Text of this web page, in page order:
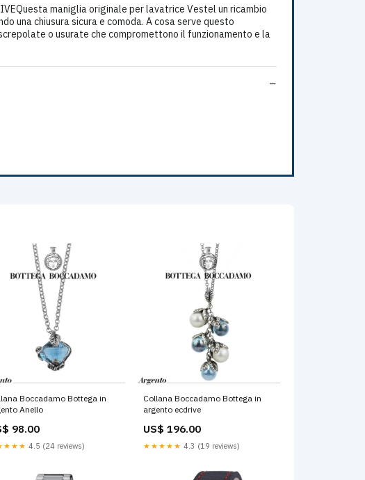
maniglia originale per lavatrice Vestel un ricambio
una chiusura sicura e comoda. A cosa serve questo
o usurate che compromettono il funzionamento e la
Boccadamo Bottega in
Anello
98.00
4.5 (24 reviews)
Collana Boccadamo Bottega in
argento ecdrive
US$ 196.00
★★★★★ 4.3 (19 reviews)